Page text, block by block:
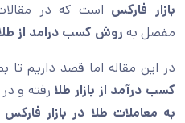
بازار فارکس است که در
مفصل به روش کسب درامد از
در این مقاله اما قصد داریم
کسب درآمد از بازار طلا رفته و
به معاملات طلا در بازار فارکس